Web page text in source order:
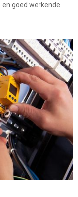
goed werkende